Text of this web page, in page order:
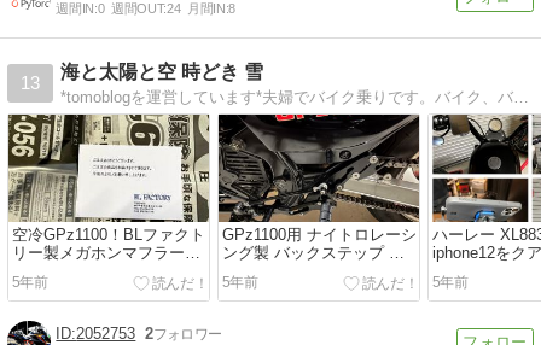
週間IN:0 週間OUT:24 月間IN:8
13
海と太陽と空 時どき 雪
*tomoblogを運営しています*夫婦でバイク乗りです。バイク、バイクカスタム、バイク用品、アパレル、キャンプツーリング、ガレージなどの雑記ブログです。できるだけ、わかりやすく伝わりやすいように心掛けて書いています。
空冷GPz1100！BLファクト
リー製メガホンマフラーに
交換！
5年前
GPz1100用 ナイトロレーシ
ング製 バックステップ 取
付け
5年前
ハーレー
iphone12をク
でマウント
5年前
2052753 2